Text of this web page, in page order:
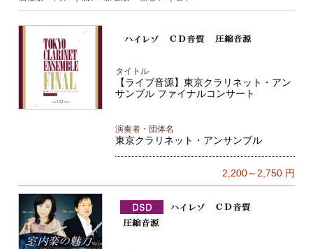
タイトル
【ライブ音源】東京クラリネット・アン
サンブル ファイナルコンサート
演奏者・団体名
東京クラリネット・アンサンブル
2,200～2,750円